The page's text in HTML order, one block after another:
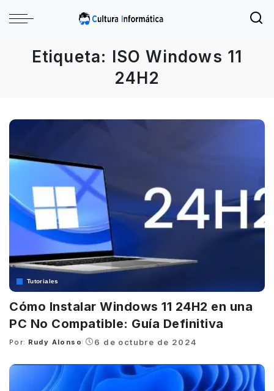
Etiqueta: ISO Windows 11
24H2
Tutoriales
Cómo Instalar Windows 11 24H2 en una
PC No Compatible: Guía Definitiva
Posted
Por: Rudy Alonso 6 de octubre de 2024